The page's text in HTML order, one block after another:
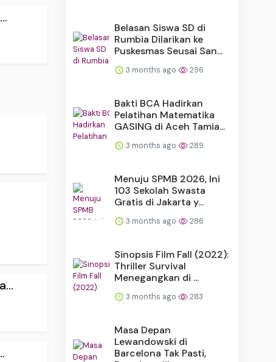
Belasan Siswa SD di
Rumbia Dilarikan ke
Puskesmas Seusai San...
3 months ago 296
Bakti BCA Hadirkan
Pelatihan Matematika
GASING di Aceh Tamia...
3 months ago 289
Menuju SPMB 2026, Ini
103 Sekolah Swasta
Gratis di Jakarta y...
3 months ago 286
Sinopsis Film Fall (2022):
Thriller Survival
Menegangkan di ...
3 months ago 283
Masa Depan
Lewandowski di
Barcelona Tak Pasti,